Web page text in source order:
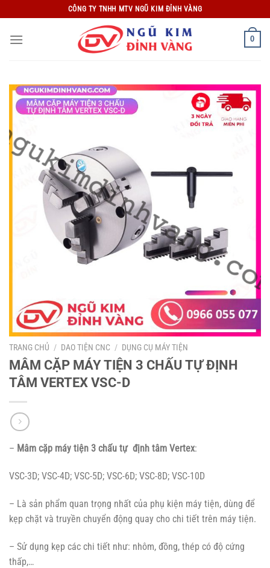
qua
nội
CÔNG TY TNHH MTV NGŨ KIM ĐỈNH VÀNG
0
TRANG CHỦ / DAO TIỆN CNC / DỤNG CỤ MÁY TIỆN
MÂM CẶP MÁY TIỆN 3 CHẤU TỰ ĐỊNH
TÂM VERTEX VSC-D
– Mâm cặp máy tiện 3 chấu tự định tâm Vertex:
VSC-3D; VSC-4D; VSC-5D; VSC-6D; VSC-8D; VSC-10D
– Là sản phẩm quan trọng nhất của phụ kiện máy tiện, dùng để
kẹp chặt và truyền chuyển động quay cho chi tiết trên máy tiện.
– Sử dụng kẹp các chi tiết như: nhôm, đồng, thép có độ cứng
thấp,…